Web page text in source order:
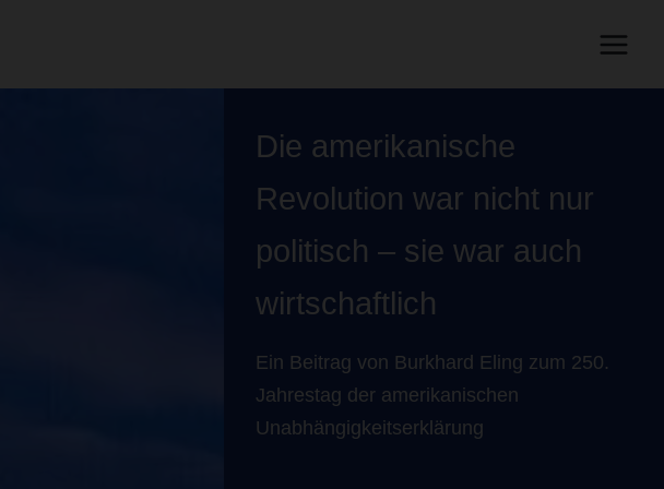
Die amerikanische
Revolution war nicht nur
politisch – sie war auch
wirtschaftlich
Ein Beitrag von Burkhard Eling zum 250.
Jahrestag der amerikanischen
Unabhängigkeitserklärung